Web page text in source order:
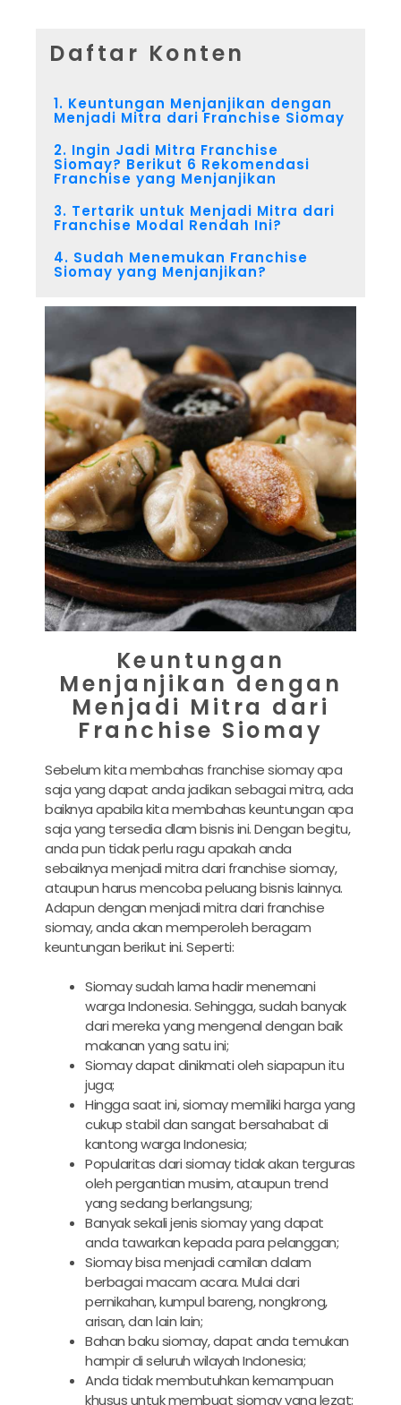
Daftar Konten
1. Keuntungan Menjanjikan dengan
Menjadi Mitra dari Franchise Siomay
2. Ingin Jadi Mitra Franchise
Siomay? Berikut 6 Rekomendasi
Franchise yang Menjanjikan
3. Tertarik untuk Menjadi Mitra dari
Franchise Modal Rendah Ini?
4. Sudah Menemukan Franchise
Siomay yang Menjanjikan?
Keuntungan
Menjanjikan dengan
Menjadi Mitra dari
Franchise Siomay
Sebelum kita membahas franchise siomay apa
saja yang dapat anda jadikan sebagai mitra, ada
baiknya apabila kita membahas keuntungan apa
saja yang tersedia dlam bisnis ini. Dengan begitu,
anda pun tidak perlu ragu apakah anda
sebaiknya menjadi mitra dari franchise siomay,
ataupun harus mencoba peluang bisnis lainnya.
Adapun dengan menjadi mitra dari franchise
siomay, anda akan memperoleh beragam
keuntungan berikut ini. Seperti:
Siomay sudah lama hadir menemani
warga Indonesia. Sehingga, sudah banyak
dari mereka yang mengenal dengan baik
makanan yang satu ini;
Siomay dapat dinikmati oleh siapapun itu
juga;
Hingga saat ini, siomay memiliki harga yang
cukup stabil dan sangat bersahabat di
kantong warga Indonesia;
Popularitas dari siomay tidak akan terguras
oleh pergantian musim, ataupun trend
yang sedang berlangsung;
Banyak sekali jenis siomay yang dapat
anda tawarkan kepada para pelanggan;
Siomay bisa menjadi camilan dalam
berbagai macam acara. Mulai dari
pernikahan, kumpul bareng, nongkrong,
arisan, dan lain lain;
Bahan baku siomay, dapat anda temukan
hampir di seluruh wilayah Indonesia;
Anda tidak membutuhkan kemampuan
khusus untuk membuat siomay yang lezat;